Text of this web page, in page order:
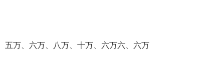
万、六万、八万、十万、六万六、六万